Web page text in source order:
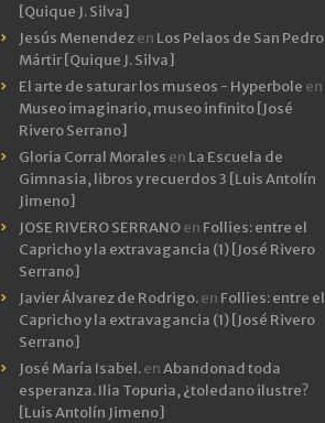
[Quique J. Silva]
Jesús Menendezen Los Pelaos de San Pedro
Mártir [Quique J. Silva]
El arte de saturar los museos - Hyperbole en
Museo imaginario, museo infinito [José
Rivero Serrano]
Gloria Corral Morales en La Escuela de
Gimnasia, libros y recuerdos 3 [Luis Antolín
Jimeno]
JOSE RIVERO SERRANOen Follies: entre el
Capricho y la extravagancia (1) [José Rivero
Serrano]
Javier Álvarez de Rodrigo.en Follies: entre el
Capricho y la extravagancia (1) [José Rivero
Serrano]
José María Isabel.enAbandonad toda
esperanza. Ilia Topuria, ¿toledano ilustre?
[Luis Antolín Jimeno]